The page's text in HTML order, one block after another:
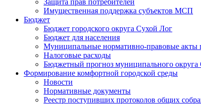
Защита прав потребителей
Имущественная поддержка субъектов МСП
Бюджет
Бюджет городского округа Сухой Лог
Бюджет для населения
Муниципальные нормативно-правовые акты
Налоговые расходы
Бюджетный прогноз муниципального округа
Формирование комфортной городской среды
Новости
Нормативные документы
Реестр поступивших протоколов общих